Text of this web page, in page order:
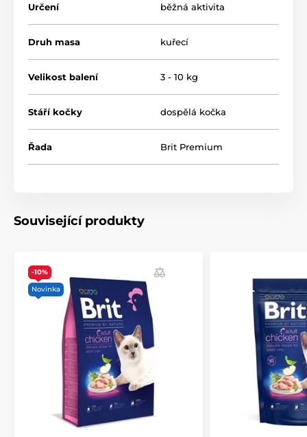
lahodnou chuť a dostatek bílkovin pro svalovou
hmotu
vysoká chutnost
díky omáčce z kuřecích jater
s jablečnou dužinou - přirozený zdroj vlákniny
s rozmarýnem, hřebíčkem, kurkumou a citrusy -
přírodní antioxidanty
s prebiotiky prozdravé zažívání
Určení běžná aktivita
Druh masa kuřecí
Velikost balení 3 - 10 kg
Stáří kočky dospělá kočka
Řada Brit Premium
Související produkty
-10%
Novinka